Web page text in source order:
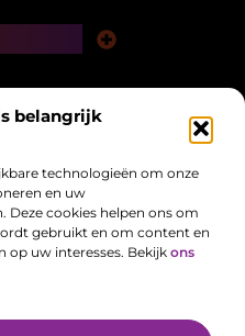
belangrijk
technologieën om onze
en uw
Deze cookies helpen ons om
gebruikt en om content en
op uw interesses. Bekijk ons
verzameld voor jou.